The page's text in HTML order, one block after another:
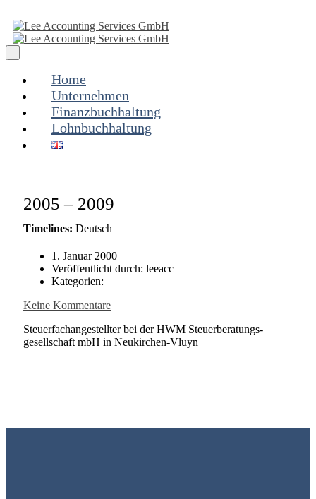
Home
Unternehmen
Finanzbuchhaltung
Lohnbuchhaltung
2005 – 2009
Timelines: Deutsch
1. Januar 2000
Veröffentlicht durch: leeacc
Kategorien:
Keine Kommentare
Steuerfach­angestellter bei der HWM Steuerberatungs­
gesellschaft mbH in Neukirchen-­Vluyn